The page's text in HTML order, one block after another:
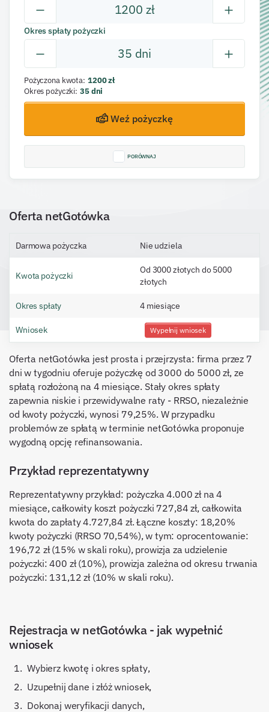
1200 zł
Okres spłaty pożyczki
35 dni
Pożyczona kwota: 1200zł
Okres pożyczki: 35dni
Weź pożyczkę
PORÓWNAJ
Oferta netGotówka
Darmowa pożyczka Nie udziela
Kwota pożyczki
Od 3000 złotych do 5000
złotych
Okres spłaty 4 miesiące
Wniosek Wypełnij wniosek
Oferta netGotówka jest prosta i przejrzysta: firma przez 7
dni w tygodniu oferuje pożyczkę od 3000 do 5000 zł, ze
spłatą rozłożoną na 4 miesiące. Stały okres spłaty
zapewnia niskie i przewidywalne raty - RRSO, niezależnie
od kwoty pożyczki, wynosi 79,25%. W przypadku
problemów ze spłatą w terminie netGotówka proponuje
wygodną opcję refinansowania.
Przykład reprezentatywny
Reprezentatywny przykład: pożyczka 4.000 zł na 4
miesiące, całkowity koszt pożyczki 727,84 zł, całkowita
kwota do zapłaty 4.727,84 zł. Łączne koszty: 18,20%
kwoty pożyczki (RRSO 70,54%), w tym: oprocentowanie:
196,72 zł (15% w skali roku), prowizja za udzielenie
pożyczki: 400 zł (10%), prowizja zależna od okresu trwania
pożyczki: 131,12 zł (10% w skali roku).
Rejestracja w netGotówka - jak wypełnić
wniosek
Wybierz kwotę i okres spłaty,
Uzupełnij dane i złóż wniosek,
Dokonaj weryfikacji danych,